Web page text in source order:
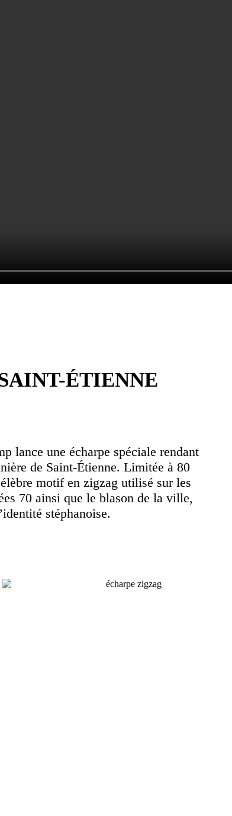
ÉTIENNE
lance une écharpe spéciale rendant
de Saint-Étienne. Limitée à 80
motif en zigzag utilisé sur les
70 ainsi que le blason de la ville,
stéphanoise.